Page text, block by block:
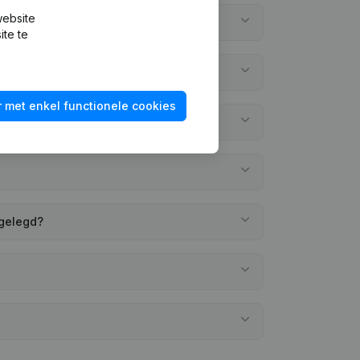
te
met enkel functionele cookies